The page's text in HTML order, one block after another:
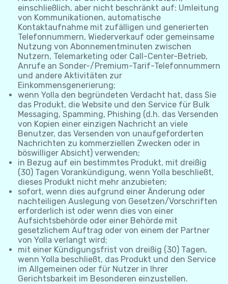
einschließlich, aber nicht beschränkt auf: Umleitung
von Kommunikationen, automatische
Kontaktaufnahme mit zufälligen und generierten
Telefonnummern, Wiederverkauf oder gemeinsame
Nutzung von Abonnementminuten zwischen
Nutzern, Telemarketing oder Call-Center-Betrieb,
Anrufe an Sonder-/Premium-Tarif-Telefonnummern
und andere Aktivitäten zur
Einkommensgenerierung;
wenn Yolla den begründeten Verdacht hat, dass Sie
das Produkt, die Website und den Service für Bulk
Messaging, Spamming, Phishing (d.h. das Versenden
von Kopien einer einzigen Nachricht an viele
Benutzer, das Versenden von unaufgeforderten
Nachrichten zu kommerziellen Zwecken oder in
böswilliger Absicht) verwenden;
in Bezug auf ein bestimmtes Produkt, mit dreißig
(30) Tagen Vorankündigung, wenn Yolla beschließt,
dieses Produkt nicht mehr anzubieten;
sofort, wenn dies aufgrund einer Änderung oder
nachteiligen Auslegung von Gesetzen/Vorschriften
erforderlich ist oder wenn dies von einer
Aufsichtsbehörde oder einer Behörde mit
gesetzlichem Auftrag oder von einem der Partner
von Yolla verlangt wird;
mit einer Kündigungsfrist von dreißig (30) Tagen,
wenn Yolla beschließt, das Produkt und den Service
im Allgemeinen oder für Nutzer in Ihrer
Gerichtsbarkeit im Besonderen einzustellen.